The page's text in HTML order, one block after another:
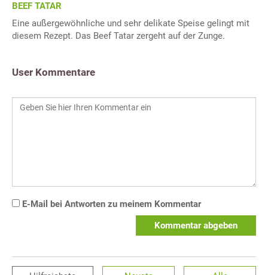
BEEF TATAR
Eine außergewöhnliche und sehr delikate Speise gelingt mit
diesem Rezept. Das Beef Tatar zergeht auf der Zunge.
User Kommentare
E-Mail bei Antworten zu meinem Kommentar
Kommentar abgeben